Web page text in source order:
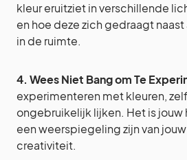
kleur eruitziet in verschillende
en hoe deze zich gedraagt
in de ruimte.
4. Wees Niet Bang om Te
experimenteren met kleuren,
ongebruikelijk lijken. Het is jouw
een weerspiegeling zijn van
creativiteit.